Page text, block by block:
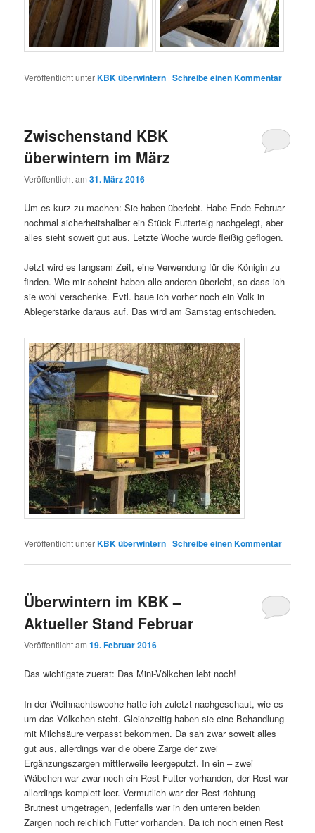
Veröffentlicht unterKBK überwintern |Schreibe einen Kommentar
Zwischenstand KBK
überwintern im März
Veröffentlicht am31. März 2016
Um es kurz zu machen: Sie haben überlebt. Habe Ende Februar
nochmal sicherheitshalber ein Stück Futterteig nachgelegt, aber
alles sieht soweit gut aus. Letzte Woche wurde fleißig geflogen.
Jetzt wird es langsam Zeit, eine Verwendung für die Königin zu
finden. Wie mir scheint haben alle anderen überlebt, so dass ich
sie wohl verschenke. Evtl. baue ich vorher noch ein Volk in
Ablegerstärke daraus auf. Das wird am Samstag entschieden.
Veröffentlicht unterKBK überwintern |Schreibe einen Kommentar
Überwintern im KBK –
Aktueller Stand Februar
Veröffentlicht am19. Februar 2016
Das wichtigste zuerst: Das Mini-Völkchen lebt noch!
In der Weihnachtswoche hatte ich zuletzt nachgeschaut, wie es
um das Völkchen steht. Gleichzeitig haben sie eine Behandlung
mit Milchsäure verpasst bekommen. Da sah zwar soweit alles
gut aus, allerdings war die obere Zarge der zwei
Ergänzungszargen mittlerweile leergeputzt. In ein – zwei
Wäbchen war zwar noch ein Rest Futter vorhanden, der Rest war
allerdings komplett leer. Vermutlich war der Rest richtung
Brutnest umgetragen, jedenfalls war in den unteren beiden
Zargen noch reichlich Futter vorhanden. Da ich noch einen Rest